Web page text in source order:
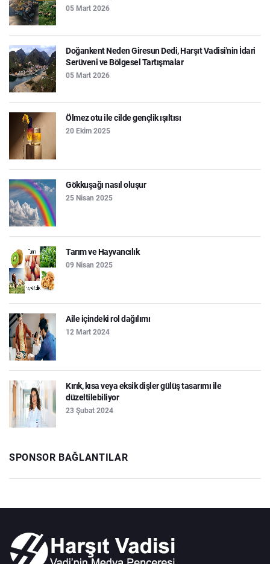
05 Mart 2026
Doğankent Neden Giresun Dedi, Harşıt Vadisi'nin İdari
Serüveni ve Bölgesel Tartışmalar
05 Mart 2026
Ölmez otu ile cilde gençlik ışıltısı
20 Ekim 2025
Gökkuşağı nasıl oluşur
25 Nisan 2025
Tarım ve Hayvancılık
09 Nisan 2025
Aile içindeki rol dağılımı
12 Mart 2024
Kırık, kısa veya eksik dişler gülüş tasarımı ile
düzeltilebiliyor
23 Şubat 2024
SPONSOR BAĞLANTILAR